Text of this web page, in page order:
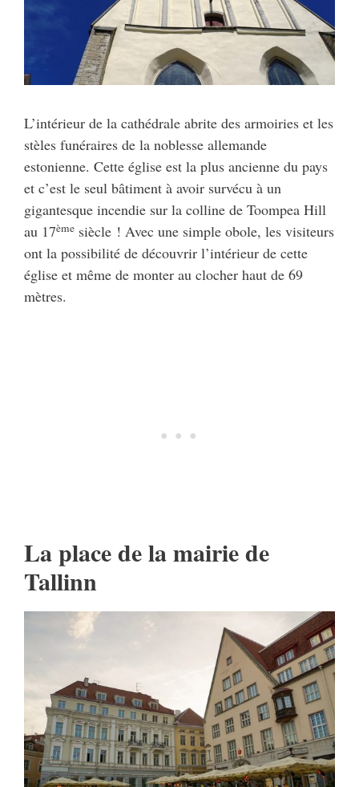
L’intérieur de la cathédrale abrite des armoiries et les
stèles funéraires de la noblesse allemande
estonienne. Cette église est la plus ancienne du pays
et c’est le seul bâtiment à avoir survécu à un
gigantesque incendie sur la colline de Toompea Hill
au 17ème siècle ! Avec une simple obole, les visiteurs
ont la possibilité de découvrir l’intérieur de cette
église et même de monter au clocher haut de 69
mètres.
La place de la mairie de
Tallinn